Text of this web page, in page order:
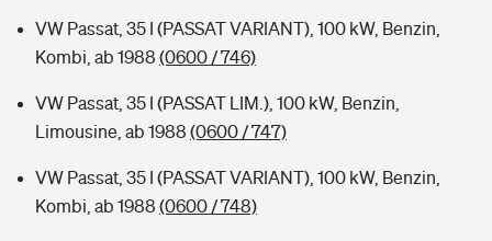
VW Passat, 35 I (PASSAT VARIANT), 100 kW, Benzin,
Kombi, ab 1988 (0600 / 746)
VW Passat, 35 I (PASSAT LIM.), 100 kW, Benzin,
Limousine, ab 1988 (0600 / 747)
VW Passat, 35 I (PASSAT VARIANT), 100 kW, Benzin,
Kombi, ab 1988 (0600 / 748)